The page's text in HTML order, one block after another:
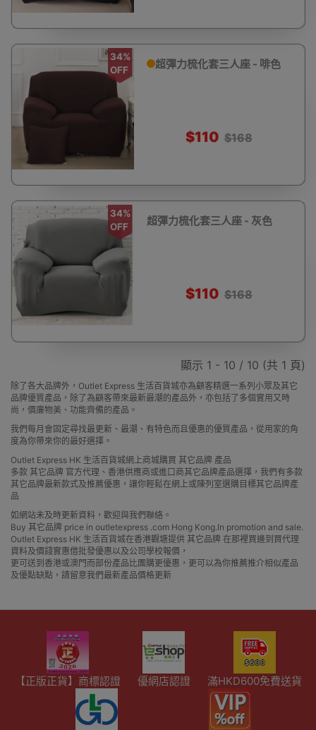
34%
OFF
超彈力梳化套三人座 - 啡色
$110 $168
34%
OFF
超彈力梳化套三人座 - 灰色
$110 $168
顯示 1 - 10 / 10 (共 1 頁)
除了各大品牌外，Outlet Express 生活百貨城亦為顧客精選一系列小眾及其它
品牌優質產品，除了為顧客帶來最新最潮的產品外，亦包括了多個實用又時
尚，價廉物美、功能齊備的產品。
我們每月會固定尋找最更新、最潮、有特色而且優惠的優質產品，從用家的角
度為你帶來你的最好選擇。
Outlet Express HK 生活百貨城網上商城購買 其它品牌 產品
多款 其它品牌 官方代理、香港供應商或進口商其它品牌產品選擇，我們有多款
其它品牌最新款式及推薦優惠，讓你輕鬆在網上或陳列室選購目標其它品牌產
品
如網站未及時更新資料，歡迎與我們聯絡。
Buy 其它品牌 price in outletexpress .com Hong Kong.In promotion and sale.
Outlet Express HK 生活百貨城在香港觀塘提供 其它品牌 在那裡買邊到買代理
資料及價錢實惠借批發優惠以及公司學校報價，
更可送到香港或澳門而部份產品比團購更優惠，更可以為你推薦推介相似產品
及優點缺點，請留意我們最新產品價格更新
【正版正貨】商標認證 優網店認證 滿HKD600免費送貨